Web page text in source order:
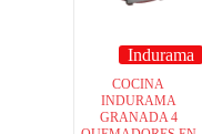
Indurama
COCINA
INDURAMA
GRANADA 4